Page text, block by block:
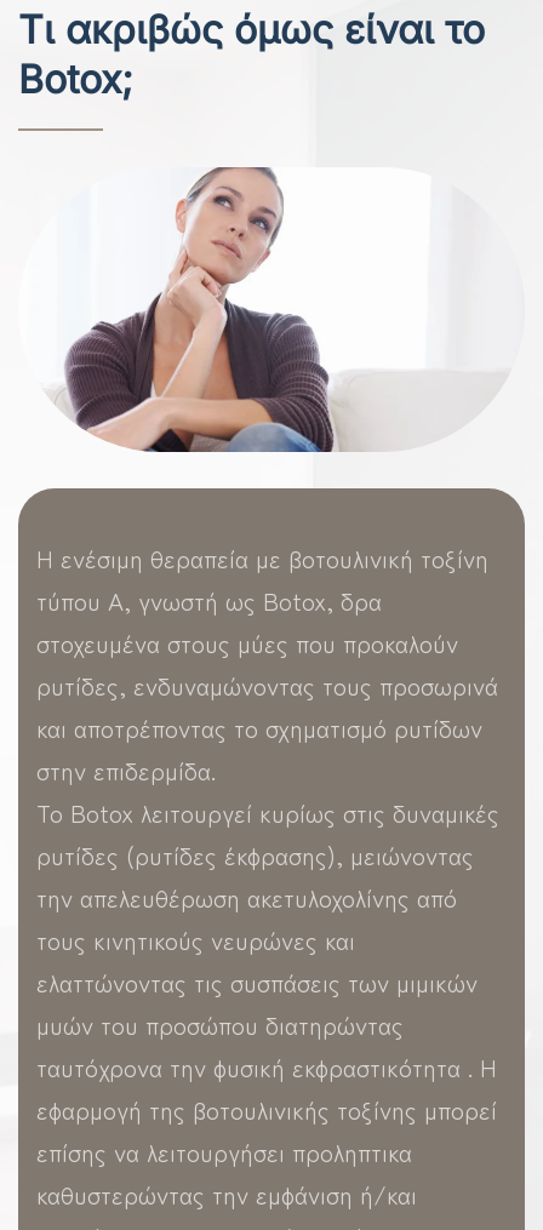
Τι ακριβώς όμως είναι το
Botox;
Η ενέσιμη θεραπεία με βοτουλινική τοξίνη
τύπου Α, γνωστή ως Botox, δρα
στοχευμένα στους μύες που προκαλούν
ρυτίδες, ενδυναμώνοντας τους προσωρινά
και αποτρέποντας το σχηματισμό ρυτίδων
στην επιδερμίδα.
Το Botox λειτουργεί κυρίως στις δυναμικές
ρυτίδες (ρυτίδες έκφρασης), μειώνοντας
την απελευθέρωση ακετυλοχολίνης από
τους κινητικούς νευρώνες και
ελαττώνοντας τις συσπάσεις των μιμικών
μυών του προσώπου διατηρώντας
ταυτόχρονα την φυσική εκφραστικότητα . Η
εφαρμογή της βοτουλινικής τοξίνης μπορεί
επίσης να λειτουργήσει προληπτικα
καθυστερώντας την εμφάνιση ή/και